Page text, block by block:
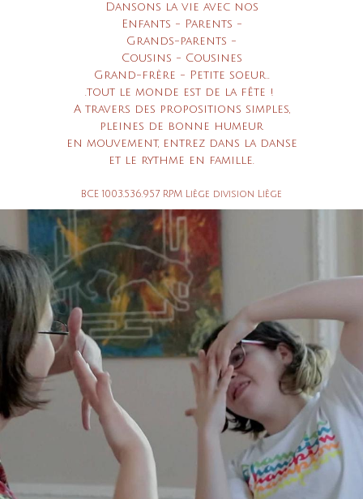
Dansons la vie avec nos
Enfants - Parents -
Grands-parents -
Cousins - Cousines
Grand-frère - Petite soeur..
.tout le monde est de la fête !
A travers des propositions simples,
pleines de bonne humeur
en mouvement, entrez dans la danse
et le rythme en famille.
BCE 1003.536.957 RPM Liège division Liège